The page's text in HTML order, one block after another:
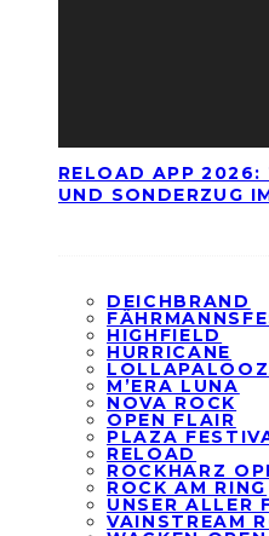
RELOAD APP 2026:
UND SONDERZUG
DEICHBRAND
HIGHFIELD
HURRICANE
M’ERA LUNA
NOVA ROCK
OPEN FLAIR
PLAZA
RELOAD
ROCKHARZ
ROCK AM RING
UNSER ALLER
VAINSTREAM